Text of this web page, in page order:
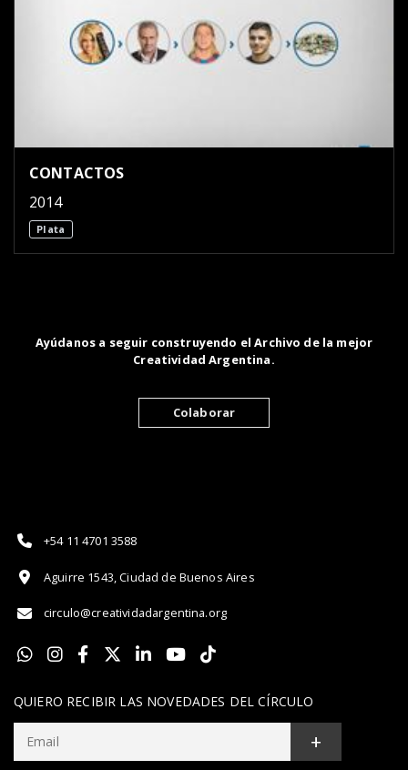
CONTACTOS
2014
Plata
Ayúdanos a seguir construyendo el Archivo de la mejor
Creatividad Argentina.
Colaborar
+54 11 4701 3588
Aguirre 1543, Ciudad de Buenos Aires
circulo@creatividadargentina.org
QUIERO RECIBIR LAS NOVEDADES DEL CÍRCULO
+